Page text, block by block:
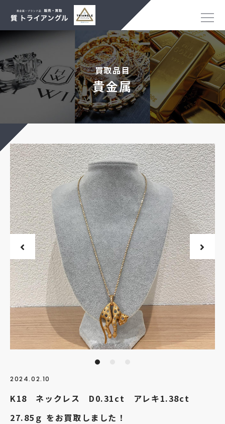
買取品目
貴金属
2024.02.10
K18 ネックレス D0.31ct アレキ1.38ct
27.85ｇ をお買取しました！